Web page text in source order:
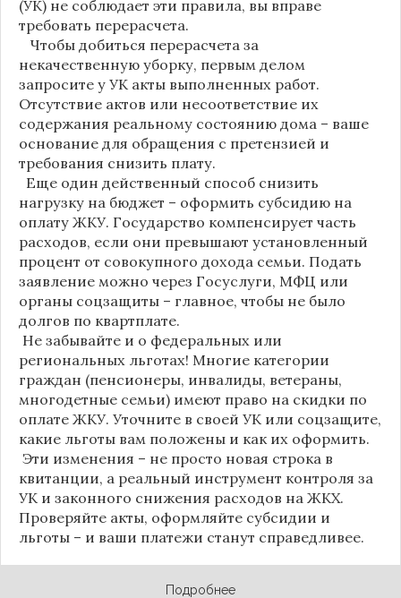
(УК) не соблюдает эти правила, вы вправе
требовать перерасчета.
Чтобы добиться перерасчета за
некачественную уборку, первым делом
запросите у УК акты выполненных работ.
Отсутствие актов или несоответствие их
содержания реальному состоянию дома – ваше
основание для обращения с претензией и
требования снизить плату.
Еще один действенный способ снизить
нагрузку на бюджет – оформить субсидию на
оплату ЖКУ. Государство компенсирует часть
расходов, если они превышают установленный
процент от совокупного дохода семьи. Подать
заявление можно через Госуслуги, МФЦ или
органы соцзащиты – главное, чтобы не было
долгов по квартплате.
Не забывайте и о федеральных или
региональных льготах! Многие категории
граждан (пенсионеры, инвалиды, ветераны,
многодетные семьи) имеют право на скидки по
оплате ЖКУ. Уточните в своей УК или соцзащите,
какие льготы вам положены и как их оформить.
Эти изменения – не просто новая строка в
квитанции, а реальный инструмент контроля за
УК и законного снижения расходов на ЖКХ.
Проверяйте акты, оформляйте субсидии и
льготы – и ваши платежи станут справедливее.
Подробнее